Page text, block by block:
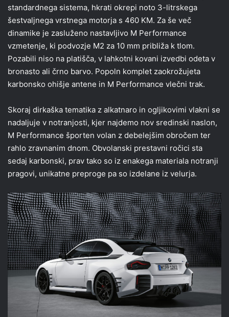
standardnega sistema, hkrati okrepi noto 3-litrskega
šestvaljnega vrstnega motorja s 460 KM. Za še več
dinamike je zasluženo nastavljivo M Performance
vzmetenje, ki podvozje M2 za 10 mm približa k tlom.
Pozabili niso na platišča, v lahkotni kovani izvedbi odeta v
bronasto ali črno barvo. Popoln komplet zaokrožujeta
karbonsko ohišje antene in M Performance vlečni trak.
Skoraj dirkaška tematika z alkatnaro in ogljikovimi vlakni se
nadaljuje v notranjosti, kjer najdemo nov sredinski naslon,
M Performance športen volan z debelejšim obročem ter
rahlo zravnanim dnom. Obvolanski prestavni ročici sta
sedaj karbonski, prav tako so iz enakega materiala notranji
pragovi, unikatne preproge pa so izdelane iz velurja.